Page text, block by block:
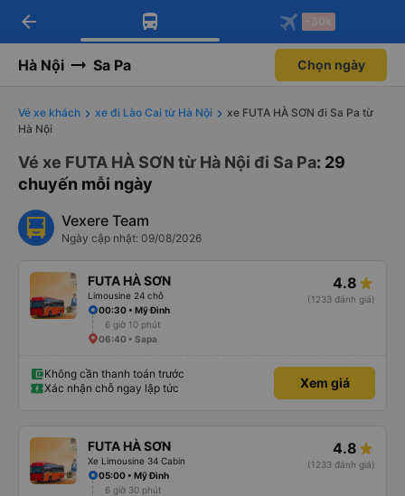
Tải app Vexere ngay!
Nhận ưu đãi thành viên độc
Mở app
Tải app Vexere
-30k/ghế khi đặt vé máy bay qua
Mở app
arrow_back -30k
Hà Nội Sa Pa Chọn ngày
Vé xe khách xe đi Lào Cai từ Hà Nội
xe FUTA HÀ SƠN đi Sa Pa từ
Hà Nội
Vé xe FUTA HÀ SƠN từ Hà Nội đi Sa Pa: 29
chuyến mỗi ngày
Vexere Team
Ngày cập nhật: 09/08/2026
FUTA HÀ SƠN
Limousine 24 chỗ
4.8
(1233 đánh giá)
00:30 • Mỹ Đình
6 giờ 10 phút
06:40 • Sapa
Không cần thanh toán trước
Xác nhận chỗ ngay lập tức
Xem giá
FUTA HÀ SƠN
Xe Limousine 34 Cabin
4.8
(1233 đánh giá)
05:00 • Mỹ Đình
6 giờ 30 phút